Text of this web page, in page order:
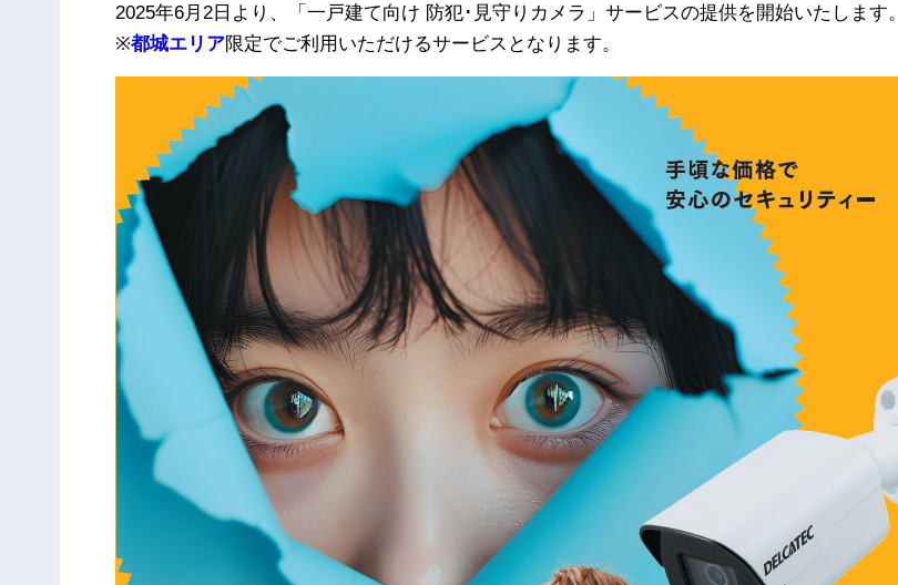
2025年6月2日より、「一戸建て向け 防犯･見守りカメラ」サービスの提供を開始いたします。
※都城エリア限定でご利用いただけるサービスとなります。